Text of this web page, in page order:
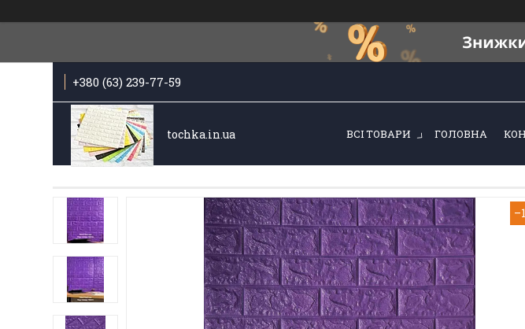
+380 (63) 239-77-59
tochka.in.ua ВСІ ТОВАРИ ГОЛОВНА